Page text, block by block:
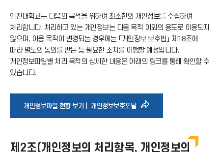
인천대학교는 다음의 목적을 위하여 최소한의 개인정보를 수집하여
처리합니다. 처리하고 있는 개인정보는 다음 목적 이외의 용도로 이용되지
않으며, 이용 목적이 변경되는 경우에는 「개인정보 보호법」 제18조에
따라 별도의 동의를 받는 등 필요한 조치를 이행할 예정입니다.
개인정보파일별 처리 목적의 상세한 내용은 아래의 링크를 통해 확인할 수
있습니다.
개인정보파일 현황 보기｜ 개인정보보호포털바
제2조(개인정보의 처리항목, 개인정보의